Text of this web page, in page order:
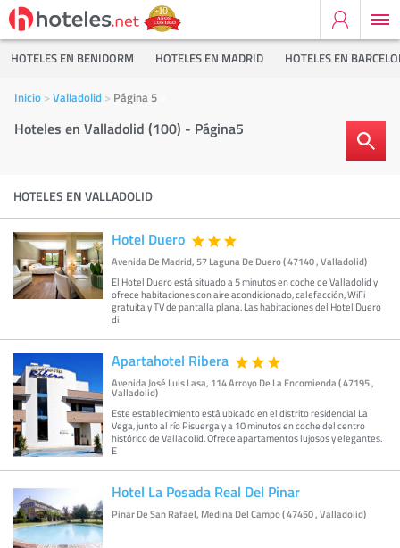
HOTELES EN BENIDORM HOTELES EN MADRID HOTELES EN
Inicio Valladolid Página 5
Hoteles en Valladolid (100) - Página5
HOTELES EN VALLADOLID
Hotel Duero
Avenida De Madrid, 57 Laguna De Duero ( 47140 , Valladolid)
El Hotel Duero está situado a 5 minutos en coche de Valladolid y
ofrece habitaciones con aire acondicionado, calefacción, WiFi
gratuita y TV de pantalla plana. Las habitaciones del Hotel Duero
di
Apartahotel Ribera
Avenida José Luis Lasa, 114 Arroyo De La Encomienda ( 47195 ,
Valladolid)
Este establecimiento está ubicado en el distrito residencial La
Vega, junto al río Pisuerga y a 10 minutos en coche del centro
histórico de Valladolid. Ofrece apartamentos lujosos y elegantes.
E
Hotel La Posada Real Del Pinar
Pinar De San Rafael, Medina Del Campo ( 47450 , Valladolid)